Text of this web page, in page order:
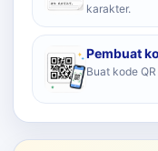
karakter.
Pembuat
Buat kode